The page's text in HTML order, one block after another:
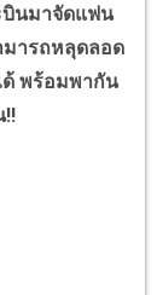
บินมาจัดแฟน
มารถหลุดลอด
พร้อมพากัน